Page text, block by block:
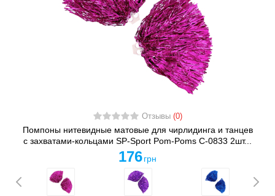
Отзывы (0)
Помпоны нитевидные матовые для чирлидинга и танцев
с захватами-кольцами SP-Sport Pom-Poms C-0833 2шт...
176 грн